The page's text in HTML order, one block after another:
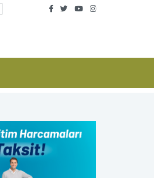
Uraloğlu: Kalkınma Yolu yeni bir ticaret ekseni